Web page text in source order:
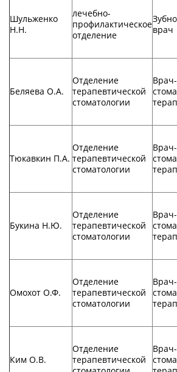
Шульженко
Н.Н.
лечебно-
профилактическое
отделение
врач
Беляева О.А.
Отделение
терапевтической
стоматологии
Врач-
Тюкавкин П.А.
Отделение
терапевтической
стоматологии
Врач-
Букина Н.Ю.
Отделение
терапевтической
стоматологии
Врач-
Омохот О.Ф.
Отделение
терапевтической
стоматологии
Врач-
Ким О.В.
Отделение
терапевтической
Врач-